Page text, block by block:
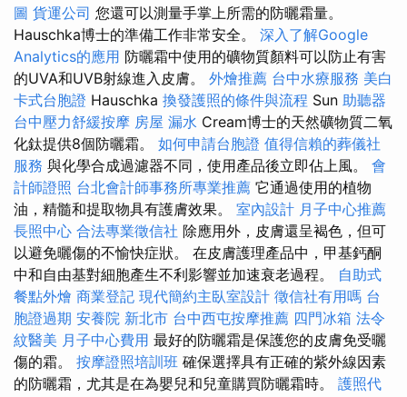
圖 貨運公司 您還可以測量手掌上所需的防曬霜量。
Hauschka博士的準備工作非常安全。 深入了解Google
Analytics的應用 防曬霜中使用的礦物質顏料可以防止有害
的UVA和UVB射線進入皮膚。 外燴推薦 台中水療服務 美白
卡式台胞證 Hauschka 換發護照的條件與流程 Sun 助聽器
台中壓力舒緩按摩 房屋 漏水 Cream博士的天然礦物質二氧
化鈦提供8個防曬霜。 如何申請台胞證 值得信賴的葬儀社
服務 與化學合成過濾器不同，使用產品後立即佔上風。 會
計師證照 台北會計師事務所專業推薦 它通過使用的植物
油，精髓和提取物具有護膚效果。 室內設計 月子中心推薦
長照中心 合法專業徵信社 除應用外，皮膚還呈褐色，但可
以避免曬傷的不愉快症狀。 在皮膚護理產品中，甲基鈣酮
中和自由基對細胞產生不利影響並加速衰老過程。 自助式
餐點外燴 商業登記 現代簡約主臥室設計 徵信社有用嗎 台
胞證過期 安養院 新北市 台中西屯按摩推薦 四門冰箱 法令
紋醫美 月子中心費用 最好的防曬霜是保護您的皮膚免受曬
傷的霜。 按摩證照培訓班 確保選擇具有正確的紫外線因素
的防曬霜，尤其是在為嬰兒和兒童購買防曬霜時。 護照代